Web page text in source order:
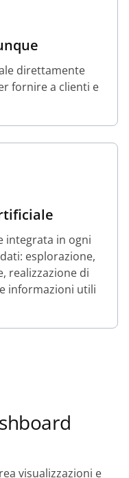
direttamente
fornire a clienti e
integrata in ogni
esplorazione,
realizzazione di
informazioni utili
visualizzazioni e